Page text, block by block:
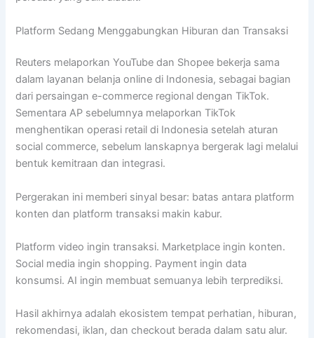
Platform Sedang Menggabungkan Hiburan dan Transaksi
Reuters melaporkan YouTube dan Shopee bekerja sama
dalam layanan belanja online di Indonesia, sebagai bagian
dari persaingan e-commerce regional dengan TikTok.
Sementara AP sebelumnya melaporkan TikTok
menghentikan operasi retail di Indonesia setelah aturan
social commerce, sebelum lanskapnya bergerak lagi melalui
bentuk kemitraan dan integrasi.
Pergerakan ini memberi sinyal besar: batas antara platform
konten dan platform transaksi makin kabur.
Platform video ingin transaksi. Marketplace ingin konten.
Social media ingin shopping. Payment ingin data
konsumsi. AI ingin membuat semuanya lebih terprediksi.
Hasil akhirnya adalah ekosistem tempat perhatian, hiburan,
rekomendasi, iklan, dan checkout berada dalam satu alur.